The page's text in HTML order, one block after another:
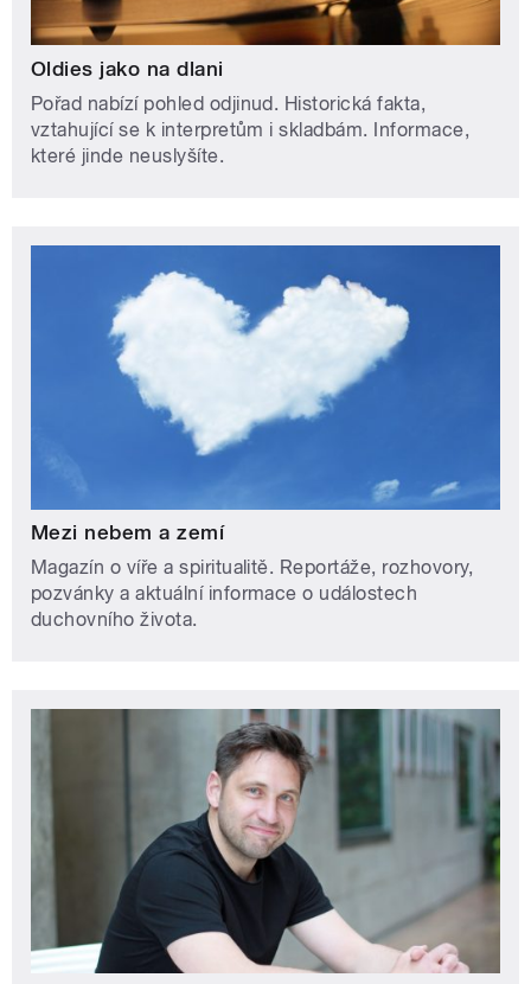
Oldies jako na dlani
Pořad nabízí pohled odjinud. Historická fakta,
vztahující se k interpretům i skladbám. Informace,
které jinde neuslyšíte.
Mezi nebem a zemí
Magazín o víře a spiritualitě. Reportáže, rozhovory,
pozvánky a aktuální informace o událostech
duchovního života.